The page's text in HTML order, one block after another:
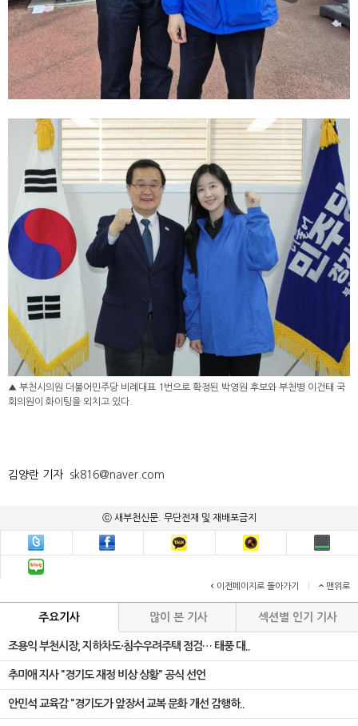
▲ 부천시의원 더불어민주당 비례대표 1번으로 확정된 박영원 후보와 부천병 이건태 국
회의원이 화이팅을 외치고 있다.
김양란 기자 sk816@naver.com
ⓒ 새부천신문. 무단전재 및 재배포금지
이전페이지로 돌아가기 맨위로
주요기사 많이 본 기사 섹션별 인기 기사
조용익 부천시장, 지하차도·침수우려주택 점검… 태풍 대..
추미애 지사 "경기도 재정 비상 상황" 공식 선언
안민석 교육감 "경기도가 앞장서 교복 문화 개선 감행하..